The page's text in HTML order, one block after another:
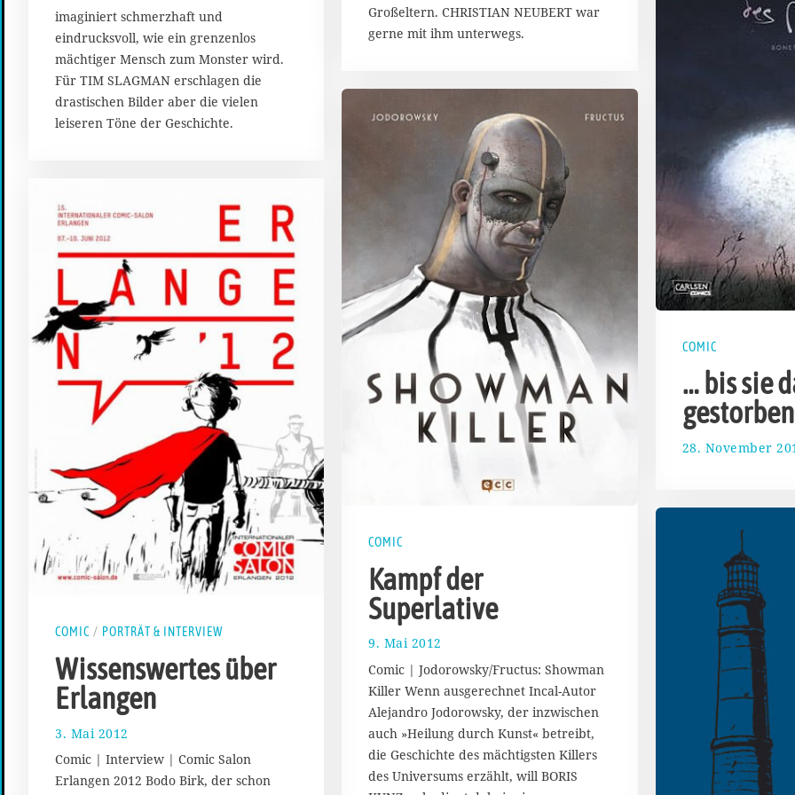
a
i
2
0
1
8
imaginiert schmerzhaft und
eindrucksvoll, wie ein grenzenlos
mächtiger Mensch zum Monster wird.
Für TIM SLAGMAN erschlagen die
drastischen Bilder aber die vielen
leiseren Töne der Geschichte.
r
2
4
Großeltern. CHRISTIAN NEUBERT war
gerne mit ihm unterwegs.
COMIC
… bis sie
28. November
COMIC
Kampf der
Superlative
9. Mai 2012
F
e
b
r
u
r
Comic | Jodorowsky/Fructus: Showman
Killer Wenn ausgerechnet Incal-Autor
Alejandro Jodorowsky, der inzwischen
auch »Heilung durch Kunst« betreibt,
die Geschichte des mächtigsten Killers
des Universums erzählt, will BORIS
COMIC / PORTRÄT & INTERVIEW
Wissenswertes über
Erlangen
3. Mai 2012
.
S
Comic | Interview | Comic Salon
Erlangen 2012 Bodo Birk, der schon